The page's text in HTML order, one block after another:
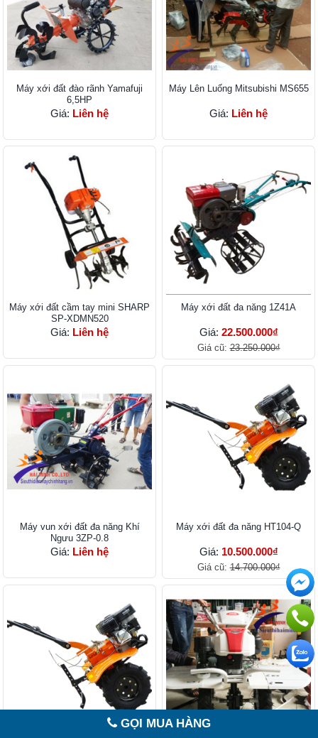
Máy xới đất đào rãnh Yamafuji
6,5HP
Giá: Liên hệ
Máy Lên Luống Mitsubishi MS655
Giá: Liên hệ
Máy xới đất cầm tay mini SHARP
SP-XDMN520
Giá: Liên hệ
Máy xới đất đa năng 1Z41A
Giá: 22.500.000₫
Giá cũ:23.250.000₫
Máy vun xới đất đa năng Khí
Ngưu 3ZP-0.8
Giá: Liên hệ
Máy xới đất đa năng HT104-Q
Giá: 10.500.000₫
Giá cũ:14.700.000₫
GỌI MUA HÀNG